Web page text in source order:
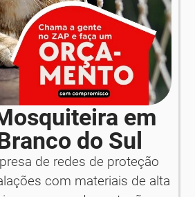
em
do Sul
de redes de proteção
com materiais de alta